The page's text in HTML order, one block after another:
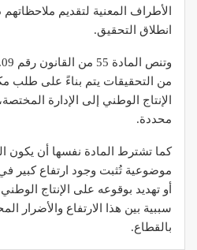
انطلاق التحقيق.
من التحقيقات يتم بناءً على طلب
الإنتاج الوطني إلى الإدارة
محددة.
كما تشترط المادة نفسها أن يكون
موضوعية تُثبت وجود ارتفاع كبير
أو تهديد بوقوعه على الإنتاج
سببية بين هذا الارتفاع والأضرار
بالقطاع.